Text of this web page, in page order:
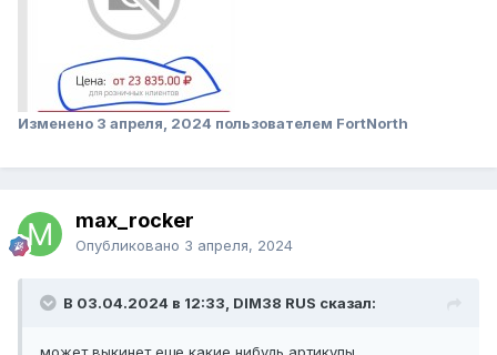
Изменено 3 апреля, 2024 пользователем FоrtNorth
max_rocker
Опубликовано 3 апреля, 2024
В 03.04.2024 в 12:33, DIM38 RUS сказал: